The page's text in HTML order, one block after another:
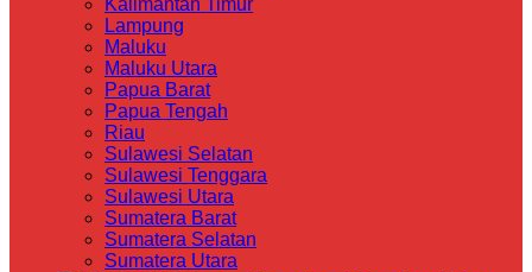
Kalimantan Timur
Lampung
Maluku
Maluku Utara
Papua Barat
Papua Tengah
Riau
Sulawesi Selatan
Sulawesi Tenggara
Sulawesi Utara
Sumatera Barat
Sumatera Selatan
Sumatera Utara